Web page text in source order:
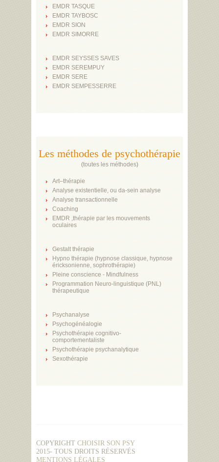
EMDR TASQUE
EMDR TAYBOSC
EMDR SION
EMDR SIMORRE
EMDR SEYSSES SAVES
EMDR SEREMPUY
EMDR SERE
EMDR SEMPESSERRE
Les méthodes de psychothérapie
(toutes les méthodes)
Art–thérapie
Analyse existentielle, ou da-sein analyse
Analyse transactionnelle
Coaching
EMDR ,thérapie par les mouvements
oculaires
Gestalt thérapie
Hypno thérapie (hypnose classique, hypnose
éricksonienne, sophrothérapie)
Pleine conscience - Mindfulness
Programmation Neuro-linguistique (PNL)
thérapeutique
Psychanalyse
Psychogénéalogie
Psychothérapie cognitivo-
comportementaliste
Psychothérapie psychanalytique
Sexothérapie
COPYRIGHT CHOISIR SON PSY
2015- TOUS DROITS RÉSERVÉS
MENTIONS LÉGALES